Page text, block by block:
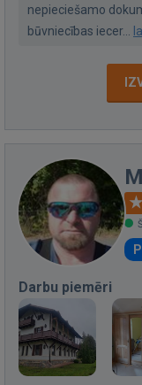
nepieciešamo
būvniecības iecer...
Darbu piemēri